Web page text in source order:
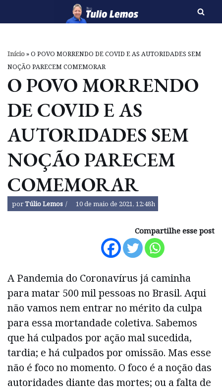
o
conteúdo
Início»O POVO MORRENDO DE COVID E AS AUTORIDADES SEM
NOÇÃO PARECEM COMEMORAR
O POVO MORRENDO
DE COVID E AS
AUTORIDADES SEM
NOÇÃO PARECEM
COMEMORAR
porTúlio Lemos 10 de maio de 2021, 12:48h
Compartilhe esse post
A Pandemia do Coronavírus já caminha
para matar 500 mil pessoas no Brasil. Aqui
não vamos nem entrar no mérito da culpa
para essa mortandade coletiva. Sabemos
que há culpados por ação mal sucedida,
tardia; e há culpados por omissão. Mas esse
não é foco no momento. O foco é a noção das
autoridades diante das mortes; ou a falta de